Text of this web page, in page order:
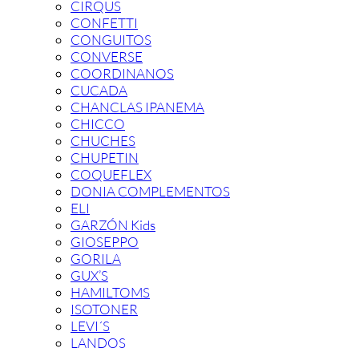
CIRQUS
CONFETTI
CONGUITOS
CONVERSE
COORDINANOS
CUCADA
CHANCLAS IPANEMA
CHICCO
CHUCHES
CHUPETIN
COQUEFLEX
DONIA COMPLEMENTOS
ELI
GARZÓN Kids
GIOSEPPO
GORILA
GUX’S
HAMILTOMS
ISOTONER
LEVI´S
LANDOS